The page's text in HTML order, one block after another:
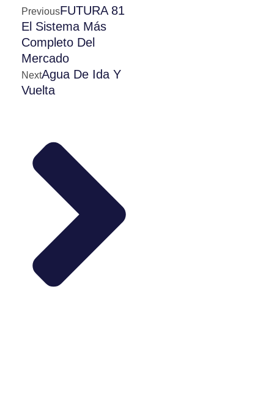
PreviousFUTURA 81
El Sistema Más
Completo Del
Mercado
NextAgua De Ida Y
Vuelta